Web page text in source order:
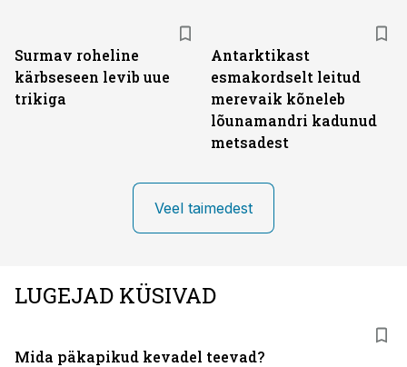
Surmav roheline
kärbseseen levib uue
trikiga
Antarktikast
esmakordselt leitud
merevaik kõneleb
lõunamandri kadunud
metsadest
Veel taimedest
LUGEJAD KÜSIVAD
Mida päkapikud kevadel teevad?